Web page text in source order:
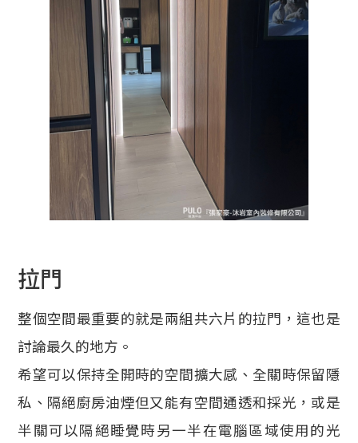
拉門
整個空間最重要的就是兩組共六片的拉門，這也是
討論最久的地方。
希望可以保持全開時的空間擴大感、全關時保留隱
私、隔絕廚房油煙但又能有空間通透和採光，或是
半關可以隔絕睡覺時另一半在電腦區域使用的光